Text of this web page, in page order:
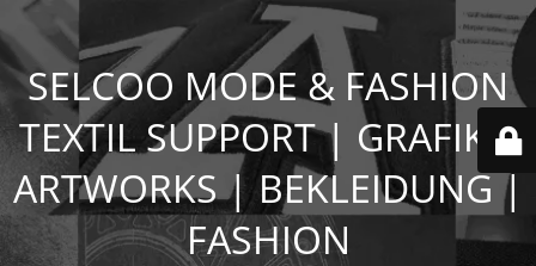
SELCOO MODE & FASHION
TEXTIL SUPPORT | GRAFIK |
ARTWORKS | BEKLEIDUNG |
FASHION